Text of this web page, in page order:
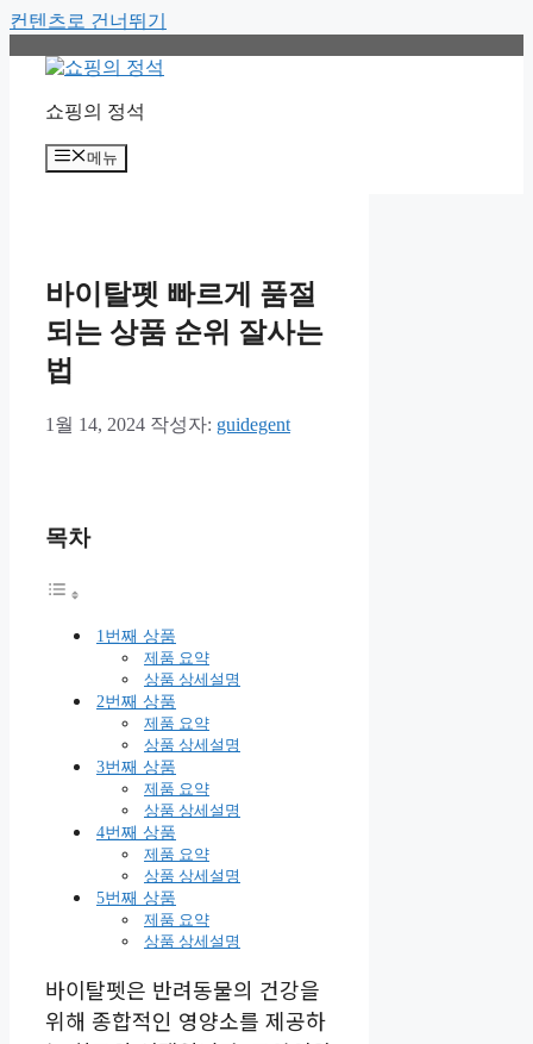
컨텐츠로 건너뛰기
쇼핑의 정석
메뉴
바이탈펫 빠르게 품절
되는 상품 순위 잘사는
법
1월 14, 2024 작성자: guidegent
목차
1번째 상품
제품 요약
상품 상세설명
2번째 상품
제품 요약
상품 상세설명
3번째 상품
제품 요약
상품 상세설명
4번째 상품
제품 요약
상품 상세설명
5번째 상품
제품 요약
상품 상세설명
바이탈펫은 반려동물의 건강을
위해 종합적인 영양소를 제공하